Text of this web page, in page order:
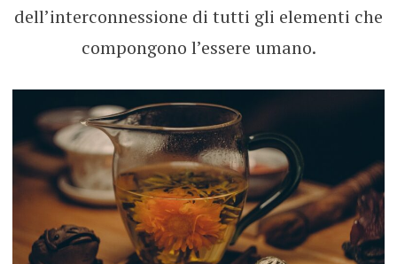
dell’interconnessione di tutti gli elementi che
compongono l’essere umano.